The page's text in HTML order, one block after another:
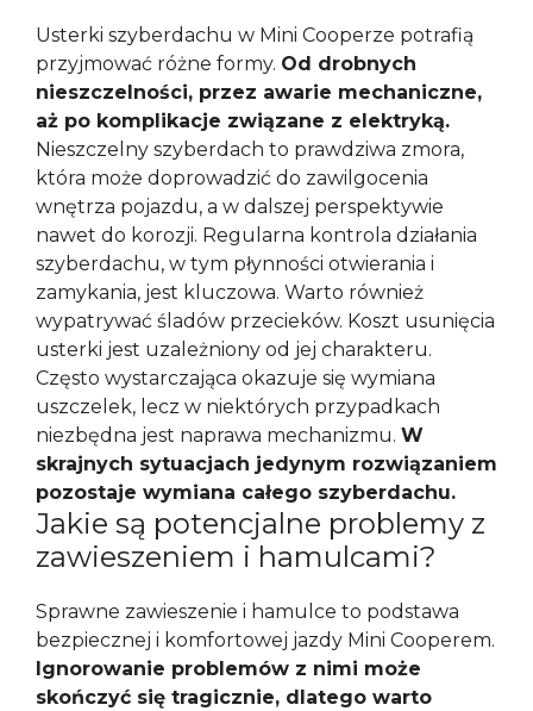
Usterki szyberdachu w Mini Cooperze potrafią
przyjmować różne formy. Od drobnych
nieszczelności, przez awarie mechaniczne,
aż po komplikacje związane z elektryką.
Nieszczelny szyberdach to prawdziwa zmora,
która może doprowadzić do zawilgocenia
wnętrza pojazdu, a w dalszej perspektywie
nawet do korozji. Regularna kontrola działania
szyberdachu, w tym płynności otwierania i
zamykania, jest kluczowa. Warto również
wypatrywać śladów przecieków. Koszt usunięcia
usterki jest uzależniony od jej charakteru.
Często wystarczająca okazuje się wymiana
uszczelek, lecz w niektórych przypadkach
niezbędna jest naprawa mechanizmu. W
skrajnych sytuacjach jedynym rozwiązaniem
pozostaje wymiana całego szyberdachu.
Jakie są potencjalne problemy z
zawieszeniem i hamulcami?
Sprawne zawieszenie i hamulce to podstawa
bezpiecznej i komfortowej jazdy Mini Cooperem.
Ignorowanie problemów z nimi może
skończyć się tragicznie, dlatego warto